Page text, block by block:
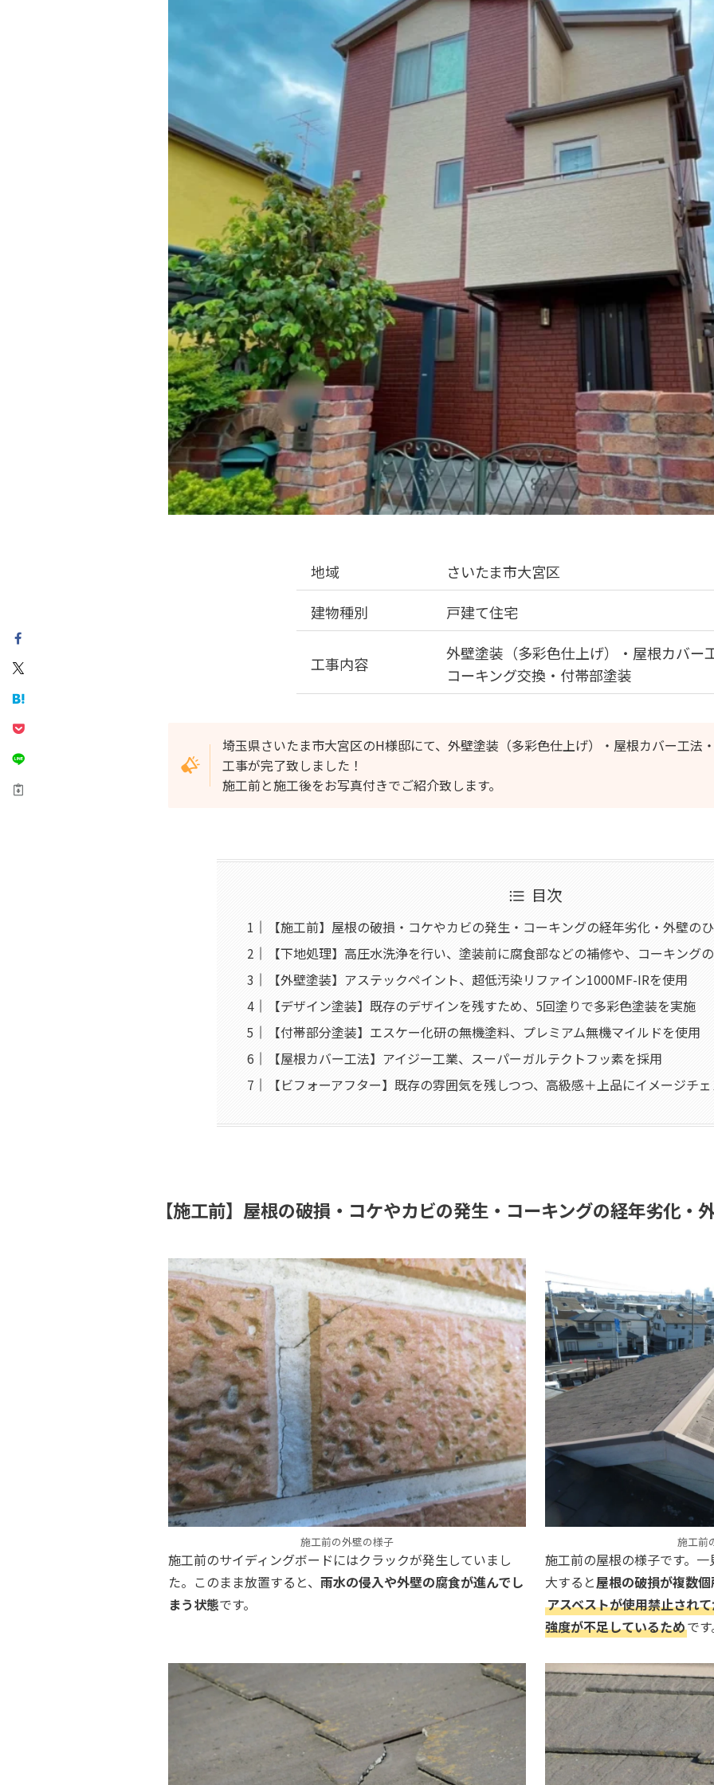
地域
さいたま市大宮区
建物種別
戸建て住宅
工事内容
外壁塗装（多彩色仕上げ）・屋根カバー
コーキング交換・付帯部塗装
埼玉県さいたま市大宮区のH様邸にて、外壁塗装（多彩色仕上げ）・屋根カバー工法
工事が完了致しました！
施工前と施工後をお写真付きでご紹介致します。
目次
【施工前】屋根の破損・コケやカビの発生・コーキングの経年劣化・外壁の
【下地処理】高圧水洗浄を行い、塗装前に腐食部などの補修や、コーキング
【外壁塗装】アステックペイント、超低汚染リファイン1000MF-IRを使用
【デザイン塗装】既存のデザインを残すため、5回塗りで多彩色塗装を実施
【付帯部分塗装】エスケー化研の無機塗料、プレミアム無機マイルドを使用
【屋根カバー工法】アイジー工業、スーパーガルテクトフッ素を採用
【ビフォーアフター】既存の雰囲気を残しつつ、高級感＋上品にイメージチ
【施工前】屋根の破損・コケやカビの発生・コーキングの経年劣化・
施工前の外壁の様子 施工前
施工前のサイディングボードにはクラックが発生していまし
た。このまま放置すると、 雨水の侵入や外壁の腐食が進んでし
まう状態です。
施工前の屋根の様子です。
大すると屋根の破損が複数
アスベストが使用禁止され
強度が不足しているためで